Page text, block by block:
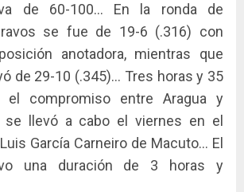
de 60-100… En la ronda de
se fue de 19-6 (.316) con
anotadora, mientras que
de 29-10 (.345)… Tres horas y 35
el compromiso entre Aragua y
se llevó a cabo el viernes en el
García Carneiro de Macuto… El
una duración de 3 horas y